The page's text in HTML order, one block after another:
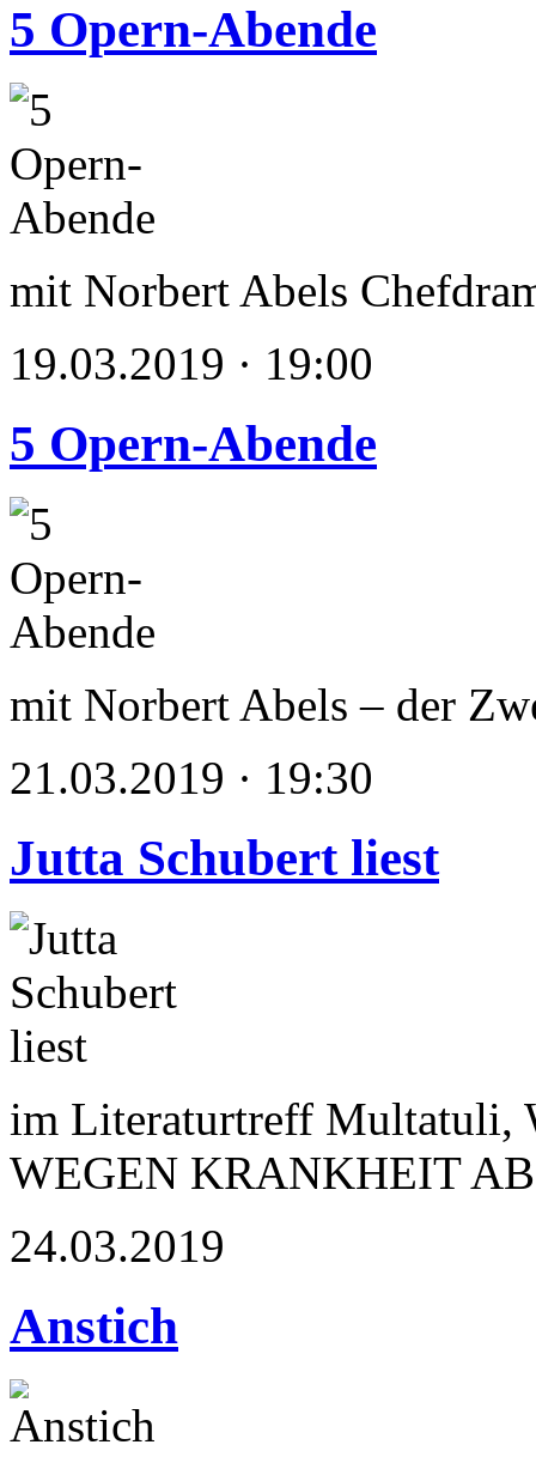
5 Opern-Abende
mit Norbert Abels
19.03.2019 · 19:00
5 Opern-Abende
mit Norbert Abels – der
21.03.2019 · 19:30
Jutta Schubert liest
im Literaturtreff Multatuli,
WEGEN KRANKHEIT
24.03.2019
Anstich